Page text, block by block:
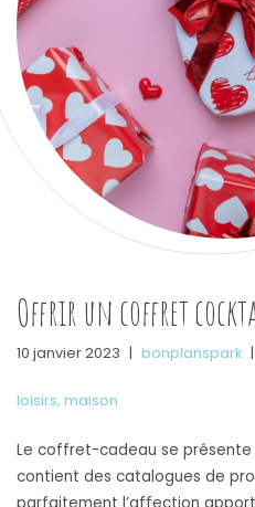
Offrir un coffret
10 janvier 2023 | bonplanspark |
loisirs, maison
Le coffret-cadeau se
contient des catalogues de